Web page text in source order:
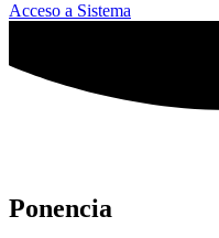
Acceso a Sistema
Ponencia